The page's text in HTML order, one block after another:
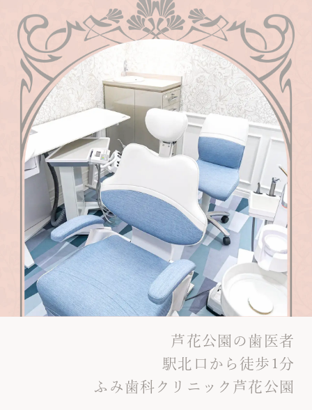
芦花公園の歯医者
駅北口から徒歩1分
ふみ歯科クリニック芦花公園